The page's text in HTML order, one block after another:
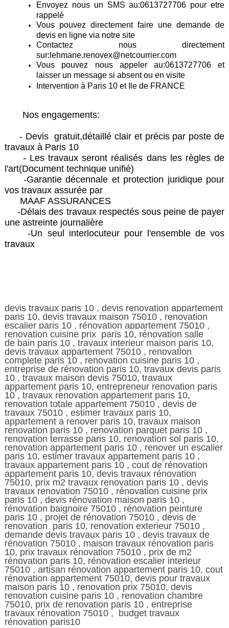
Envoyez nous un SMS au:0613727706 pour etre
rappelé
Vous pouvez directement faire une demande de
devis en ligne via notre site
Contactez nous directement
sur:lehmane.renovex@netcourrier.com
Vous pouvez nous appeler au:0613727706 et
laisser un message si absent ou en visite
Intervention à Paris 10 et Ile de FRANCE
Nos engagements:
- Devis gratuit,détaillé clair et précis par poste de
travaux à Paris 10
- Les travaux seront réalisés dans les règles de
l'art(Document technique unifié)
-Garantie décennale et protection juridique pour
vos travaux assurée par
MAAF ASSURANCES
-Délais des travaux respectés sous peine de payer
une astreinte journalière
-Un seul interlocuteur pour l'ensemble de vos
travaux
devis travaux paris 10 , devis renovation appartement
paris 10, devis travaux maison 75010 , renovation
escalier paris 10 , rénovation appartement 75010 ,
renovation cuisine prix paris 10, rénovation salle
de bain paris 10 , travaux interieur maison paris 10,
devis travaux appartement 75010 , renovation
complete paris 10 , renovation cuisine paris 10 ,
entreprise de rénovation paris 10, travaux devis paris
10 , travaux maison devis 75010, travaux
appartement paris 10, entrepreneur renovation paris
10 , travaux renovation appartement paris 10,
renovation totale appartement 75010 , devis de
travaux 75010 , estimer travaux paris 10,
appartement a renover paris 10, travaux maison
renovation paris 10 , renovation parquet paris 10 ,
renovation terrasse paris 10, renovation sol paris 10,
renovation appartement paris 10 , renover un escalier
paris 10, estimer travaux appartement paris 10 ,
travaux appartement paris 10 , cout de rénovation
appartement paris 10, devis travaux rénovation
75010, prix m2 travaux renovation paris 10 , devis
travaux renovation 75010 , rénovation cuisine prix
paris 10 , devis rénovation maison paris 10 ,
rénovation baignoire 75010 , rénovation peinture
paris 10 , projet de rénovation 75010 , devis de
renovation paris 10, renovation exterieur 75010 ,
demande devis travaux paris 10 , devis travaux de
rénovation 75010 , maison travaux rénovation paris
10, prix travaux rénovation 75010 , prix de m2
rénovation paris 10, rénovation escalier interieur
75010 , artisan rénovation appartement paris 10, cout
rénovation appartement 75010, devis pour travaux
maison paris 10 , renovation prix 75010, devis
renovation cuisine paris 10 , renovation chambre
75010, prix de renovation paris 10 , entreprise
travaux rénovation 75010 , budget travaux
rénovation paris10